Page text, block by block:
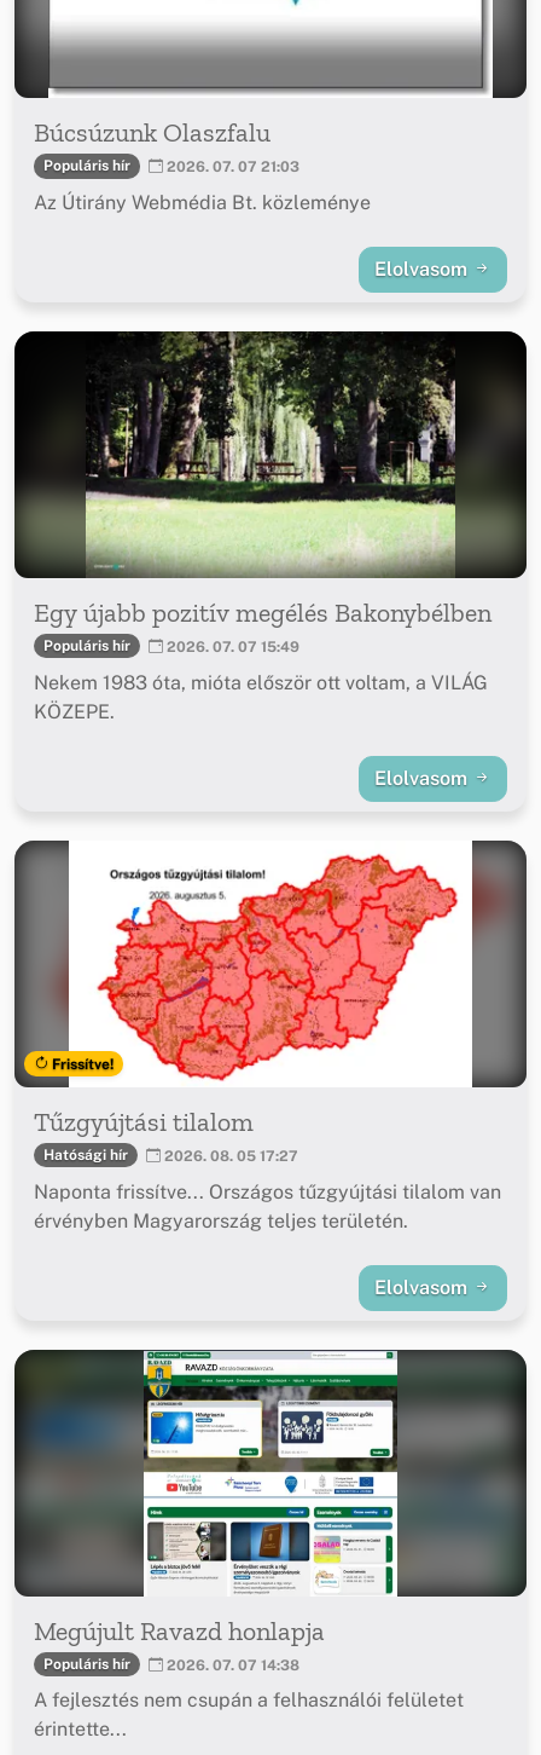
Búcsúzunk Olaszfalu
Populáris hír 2026. 07. 07 21:03
Az Útirány Webmédia Bt. közleménye
Elolvasom
Egy újabb pozitív megélés Bakonybélben
Populáris hír 2026. 07. 07 15:49
Nekem 1983 óta, mióta először ott voltam, a VILÁG
KÖZEPE.
Elolvasom
Frissítve!
Tűzgyújtási tilalom
Hatósági hír 2026. 08. 05 17:27
Naponta frissítve... Országos tűzgyújtási tilalom van
érvényben Magyarország teljes területén.
Elolvasom
Megújult Ravazd honlapja
Populáris hír 2026. 07. 07 14:38
A fejlesztés nem csupán a felhasználói felületet
érintette...